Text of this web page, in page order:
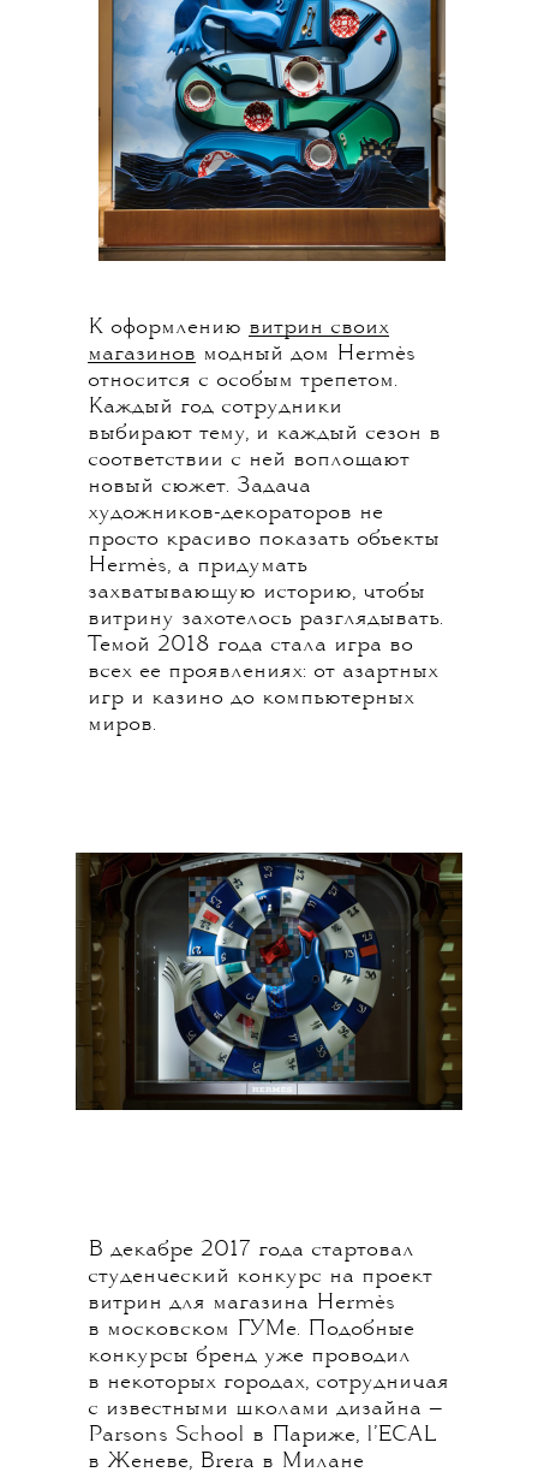
К оформлению витрин своих
магазинов модный дом Hermès
относится с особым трепетом.
Каждый год сотрудники
выбирают тему, и каждый сезон в
соответствии с ней воплощают
новый сюжет. Задача
художников-декораторов не
просто красиво показать объекты
Hermès, а придумать
захватывающую историю, чтобы
витрину захотелось разглядывать.
Темой 2018 года стала игра во
всех ее проявлениях: от азартных
игр и казино до компьютерных
миров.
В декабре 2017 года стартовал
студенческий конкурс на проект
витрин для магазина Hermès
в московском ГУМе. Подобные
конкурсы бренд уже проводил
в некоторых городах, сотрудничая
с известными школами дизайна —
Parsons School в Париже, l’ECAL
в Женеве, Brera в Милане